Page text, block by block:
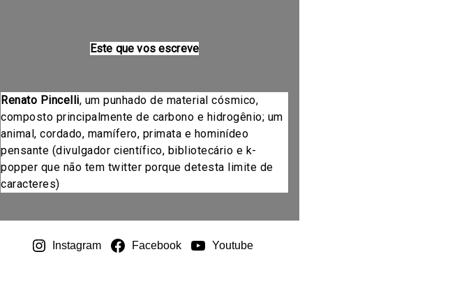
Este que vos escreve
Renato Pincelli, um punhado de material cósmico,
composto principalmente de carbono e hidrogênio; um
animal, cordado, mamífero, primata e hominídeo
pensante (divulgador científico, bibliotecário e k-
popper que não tem twitter porque detesta limite de
caracteres)
Instagram Facebook Youtube